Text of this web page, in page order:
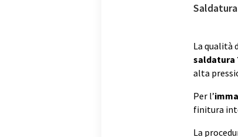
La qualità
saldatura
alta
Per l’
finitura
La